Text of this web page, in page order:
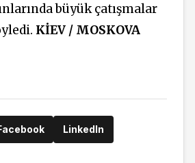
büyük çatışmalar
KİEV / MOSKOVA
LinkedIn